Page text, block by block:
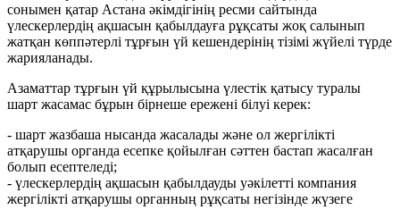
сонымен қатар Астана әкімдігінің ресми сайтында
үлескерлердің ақшасын қабылдауға рұқсаты жоқ салынып
жатқан көппәтерлі тұрғын үй кешендерінің тізімі жүйелі түрде
жарияланады.
Азаматтар тұрғын үй құрылысына үлестік қатысу туралы
шарт жасамас бұрын бірнеше ережені білуі керек:
- шарт жазбаша нысанда жасалады және ол жергілікті
атқарушы органда есепке қойылған сәттен бастап жасалған
болып есептеледі;
- үлескерлердің ақшасын қабылдауды уәкілетті компания
жергілікті атқарушы органның рұқсаты негізінде жүзеге